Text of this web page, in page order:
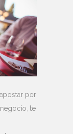
por
te